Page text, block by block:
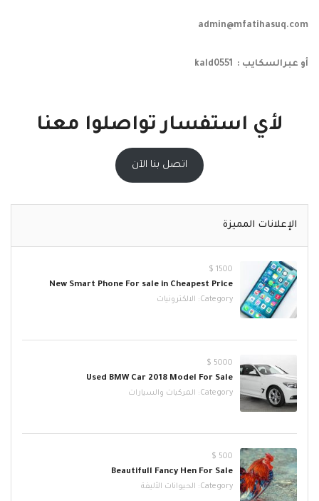
admin@mfatihasuq.com
أو عبرالسكايب : kald0551
لأي استفسار تواصلوا معنا
اتصل بنا الآن
الإعلانات المميزة
1500 $
New Smart Phone For sale in Cheapest Price
Category: الالكترونيات
5000 $
Used BMW Car 2018 Model For Sale
Category: المركبات والسيارات
500 $
Beautifull Fancy Hen For Sale
Category: الحيوانات الأليفة